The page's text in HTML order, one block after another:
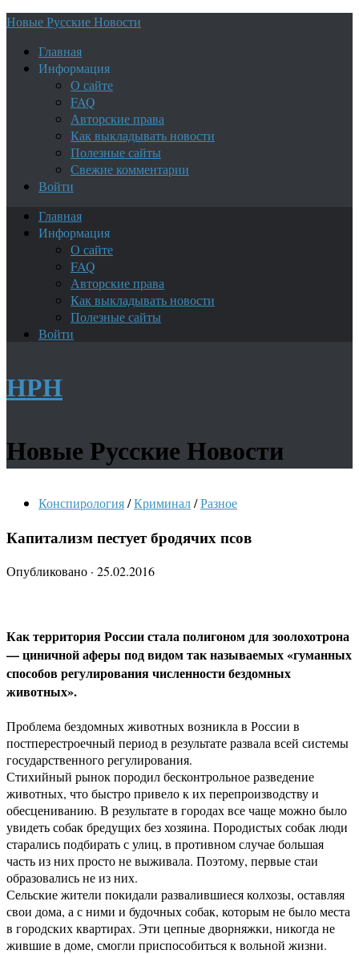
Новые Русские Новости
Главная
Информация
О сайте
FAQ
Авторские права
Как выкладывать новости
Полезные сайты
Свежие комментарии
Войти
Главная
Информация
О сайте
FAQ
Авторские права
Как выкладывать новости
Полезные сайты
Войти
НРН
Новые Русские Новости
Конспирология/Криминал/Разное
Капитализм пестует бродячих псов
Опубликовано · 25.02.2016
Как территория России стала полигоном для зоолохотрона
— циничной аферы под видом так называемых «гуманных
способов регулирования численности бездомных
животных».
Проблема бездомных животных возникла в России в
постперестроечный период в результате развала всей системы
государственного регулирования.
Стихийный рынок породил бесконтрольное разведение
животных, что быстро привело к их перепроизводству и
обесцениванию. В результате в городах все чаще можно было
увидеть собак бредущих без хозяина. Породистых собак люди
старались подбирать с улиц, в противном случае большая
часть из них просто не выживала. Поэтому, первые стаи
образовались не из них.
Сельские жители покидали развалившиеся колхозы, оставляя
свои дома, а с ними и будочных собак, которым не было места
в городских квартирах. Эти цепные дворняжки, никогда не
жившие в доме, смогли приспособиться к вольной жизни.